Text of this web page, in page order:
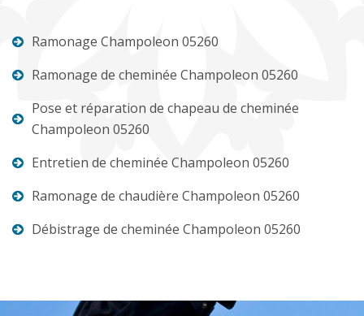
Ramonage Champoleon 05260
Ramonage de cheminée Champoleon 05260
Pose et réparation de chapeau de cheminée
Champoleon 05260
Entretien de cheminée Champoleon 05260
Ramonage de chaudière Champoleon 05260
Débistrage de cheminée Champoleon 05260